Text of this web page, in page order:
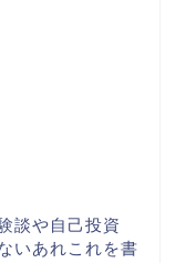
談や自己投資
いあれこれを書